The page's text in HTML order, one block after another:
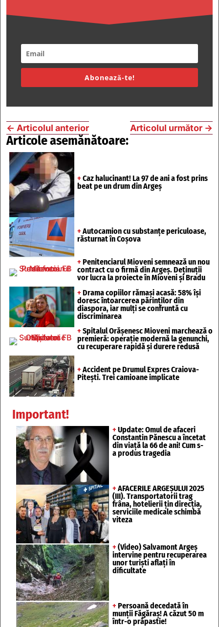
Abonează-te!
← Articolul anterior Articolul următor →
Articole asemănătoare:
+ Caz halucinant! La 97 de ani a fost prins
beat pe un drum din Argeș
+ Autocamion cu substanțe periculoase,
răsturnat în Coșova
+ Penitenciarul Mioveni semnează un nou
contract cu o firmă din Argeș. Deținuții
vor lucra la proiecte în Mioveni și Bradu
+ Drama copiilor rămași acasă: 58% își
doresc întoarcerea părinților din
diaspora, iar mulți se confruntă cu
discriminarea
+ Spitalul Orășenesc Mioveni marchează o
premieră: operație modernă la genunchi,
cu recuperare rapidă și durere redusă
+ Accident pe Drumul Expres Craiova-
Pitești. Trei camioane implicate
Important!
+ Update: Omul de afaceri
Constantin Pănescu a încetat
din viață la 66 de ani! Cum s-
a produs tragedia
+ AFACERILE ARGEȘULUI 2025
(III). Transportatorii trag
frâna, hotelierii țin direcția,
serviciile medicale schimbă
viteza
+ (Video) Salvamont Argeș
intervine pentru recuperarea
unor turişti aflaţi în
dificultate
+ Persoană decedată în
munții Făgăraș! A căzut 50 m
într-o prăpastie!